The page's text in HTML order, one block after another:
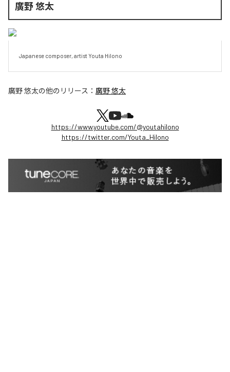
廣野 悠太
Japanese composer, artist Youta Hilono
廣野 悠太の他のリリース： 廣野 悠太
https://www.youtube.com/@youtahilono
https://twitter.com/Youta_Hilono